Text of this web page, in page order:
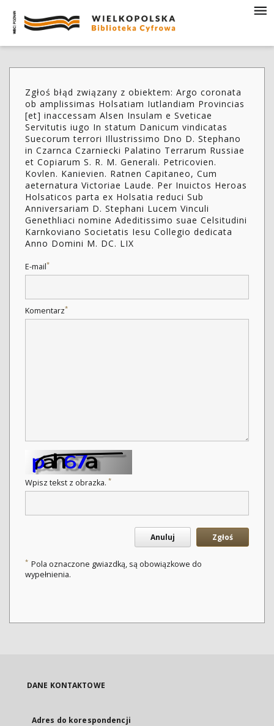
Zgłoś błąd związany z obiektem: Argo coronata
ob amplissimas Holsatiam Iutlandiam Provincias
[et] inaccessam Alsen Insulam e Sveticae
Servitutis iugo In statum Danicum vindicatas
Suecorum terrori Illustrissimo Dno D. Stephano
in Czarnca Czarniecki Palatino Terrarum Russiae
et Copiarum S. R. M. Generali. Petricovien.
Kovlen. Kanievien. Ratnen Capitaneo, Cum
aeternatura Victoriae Laude. Per Inuictos Heroas
Holsaticos parta ex Holsatia reduci Sub
Anniversariam D. Stephani Lucem Vinculi
Genethliaci nomine Adeditissimo suae Celsitudini
Karnkoviano Societatis Iesu Collegio dedicata
Anno Domini M. DC. LIX
E-mail*
Komentarz*
Wpisz tekst z obrazka. *
Anuluj Zgłoś
* Pola oznaczone gwiazdką, są obowiązkowe do
wypełnienia.
DANE KONTAKTOWE
Adres do korespondencji